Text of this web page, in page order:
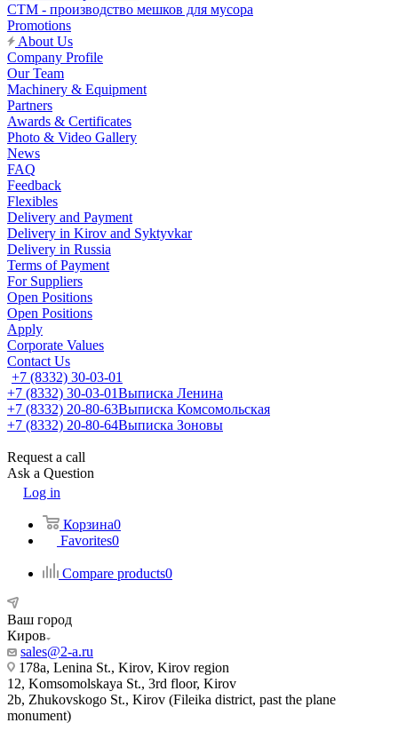
СТМ - производство мешков для мусора
Promotions
About Us
Company Profile
Our Team
Machinery & Equipment
Partners
Awards & Certificates
Photo & Video Gallery
News
FAQ
Feedback
Flexibles
Delivery and Payment
Delivery in Kirov and Syktyvkar
Delivery in Russia
Terms of Payment
For Suppliers
Open Positions
Open Positions
Apply
Corporate Values
Contact Us
+7 (8332) 30-03-01
+7 (8332) 30-03-01Выписка Ленина
+7 (8332) 20-80-63Выписка Комсомольская
+7 (8332) 20-80-64Выписка Зоновы
Request a call
Ask a Question
Log in
Корзина0
Favorites0
Compare products0
Ваш город
Киров
sales@2-a.ru
178a, Lenina St., Kirov, Kirov region
12, Komsomolskaya St., 3rd floor, Kirov
2b, Zhukovskogo St., Kirov (Fileika district, past the plane
monument)